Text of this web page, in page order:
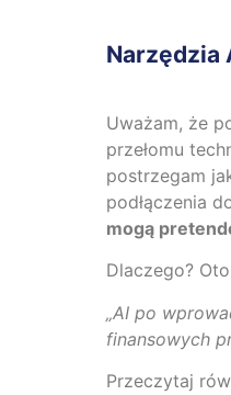
Narzędzia
Uważam, że
przełomu
postrzegam
podłączenia
mogą
Dlaczego?
„AI po
finansowych
Przeczytaj